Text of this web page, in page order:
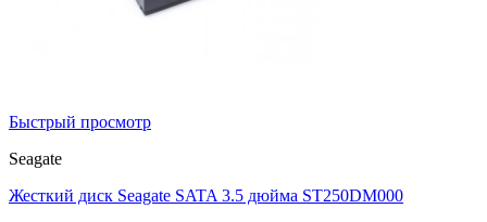
Быстрый просмотр
Seagate
Жесткий диск Seagate SATA 3.5 дюйма ST250DM000